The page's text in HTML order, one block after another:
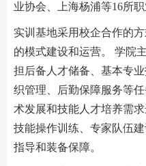
业协会、上海杨浦等16所
实训基地采用校企合作的
的模式建设和运营。 学院
担后备人才储备、基本专
织管理、后勤保障服务等
术发展和技能人才培养需
技能操作训练、专家队伍
指导和装备保障。